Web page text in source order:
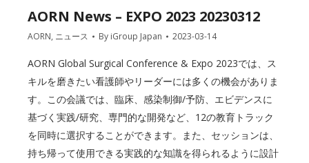
AORN News – EXPO 2023 20230312
AORN, ニュース By iGroup Japan 2023-03-14
AORN Global Surgical Conference & Expo 2023では、ス
キルを磨きたい看護師やリーダーには多くの機会がありま
す。この会議では、臨床、感染制御/予防、エビデンスに
基づく実践/研究、専門的な開発など、12の教育トラック
を同時に選択することができます。また、セッションは、
持ち帰って使用できる実践的な知識を得られるように設計